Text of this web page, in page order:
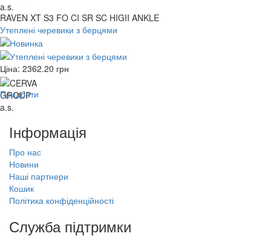
RAVEN XT S3 FO CI SR SC HIGII ANKLE
Утеплені черевики з берцями
Ціна: 2362.20 грн
Придбати
Інформація
Про нас
Новини
Наші партнери
Кошик
Політика конфіденційності
Служба підтримки